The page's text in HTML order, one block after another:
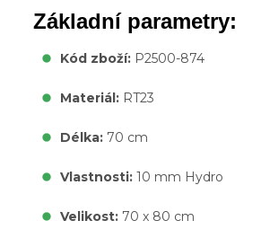
Základní parametry:
Kód zboží: P2500-874
Materiál: RT23
Délka: 70 cm
Vlastnosti: 10 mm Hydro
Velikost: 70 x 80 cm